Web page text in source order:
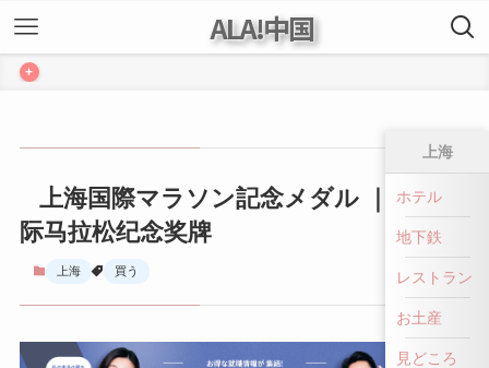
ALA!中国
+
上海国際マラソン記念メダル ｜ 上海国
际马拉松纪念奖牌
上海 買う
上海
ホテル
地下鉄
レストラン
お土産
見どころ